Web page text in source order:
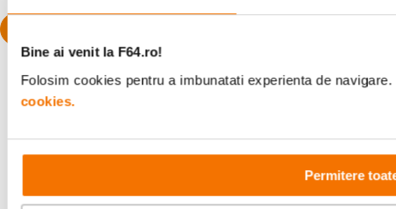
Bine ai venit la F64.ro!
Folosim cookies pentru a imbunatati experienta de
cookies.
Permitere
Alatura-te comunitatii creatorilor
ghiduri foto-video si oferte pregatite special
pentru tine.